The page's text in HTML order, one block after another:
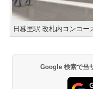
日暮里駅 改札内コンコー
Google 検索で当